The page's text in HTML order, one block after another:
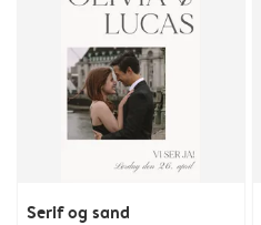
Serif og sand